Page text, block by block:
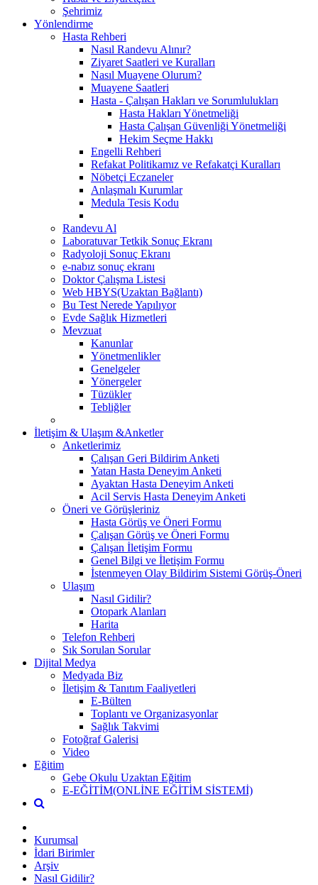
Şehrimiz
Yönlendirme
Hasta Rehberi
Nasıl Randevu Alınır?
Ziyaret Saatleri ve Kuralları
Nasıl Muayene Olurum?
Muayene Saatleri
Hasta - Çalışan Hakları ve Sorumlulukları
Hasta Hakları Yönetmeliği
Hasta Çalışan Güvenliği Yönetmeliği
Hekim Seçme Hakkı
Engelli Rehberi
Refakat Politikamız ve Refakatçi Kuralları
Nöbetçi Eczaneler
Anlaşmalı Kurumlar
Medula Tesis Kodu
Randevu Al
Laboratuvar Tetkik Sonuç Ekranı
Radyoloji Sonuç Ekranı
e-nabız sonuç ekranı
Doktor Çalışma Listesi
Web HBYS(Uzaktan Bağlantı)
Bu Test Nerede Yapılıyor
Evde Sağlık Hizmetleri
Mevzuat
Kanunlar
Yönetmenlikler
Genelgeler
Yönergeler
Tüzükler
Tebliğler
İletişim & Ulaşım &Anketler
Anketlerimiz
Çalışan Geri Bildirim Anketi
Yatan Hasta Deneyim Anketi
Ayaktan Hasta Deneyim Anketi
Acil Servis Hasta Deneyim Anketi
Öneri ve Görüşleriniz
Hasta Görüş ve Öneri Formu
Çalışan Görüş ve Öneri Formu
Çalışan İletişim Formu
Genel Bilgi ve İletişim Formu
İstenmeyen Olay Bildirim Sistemi Görüş-Öneri
Ulaşım
Nasıl Gidilir?
Otopark Alanları
Harita
Telefon Rehberi
Sık Sorulan Sorular
Dijital Medya
Medyada Biz
İletişim & Tanıtım Faaliyetleri
E-Bülten
Toplantı ve Organizasyonlar
Sağlık Takvimi
Fotoğraf Galerisi
Video
Eğitim
Gebe Okulu Uzaktan Eğitim
E-EĞİTİM(ONLİNE EĞİTİM SİSTEMİ)
Kurumsal
İdari Birimler
Arşiv
Nasıl Gidilir?